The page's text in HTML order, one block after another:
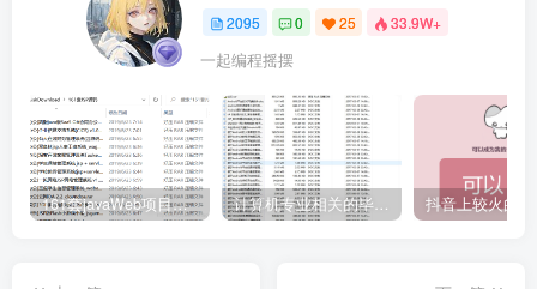
2095 0 25 33.9W+
一起编程摇摆
161套javaWeb项目源码免费分享 计算机专业相关的毕业设计论文合集免费下载